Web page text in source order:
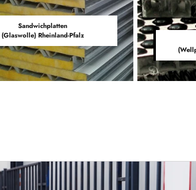
Sandwichplatten
(Glaswolle) Rheinland-Pfalz